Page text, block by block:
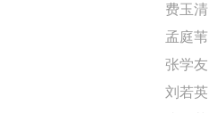
费玉清
孟庭苇
张学友
刘若英